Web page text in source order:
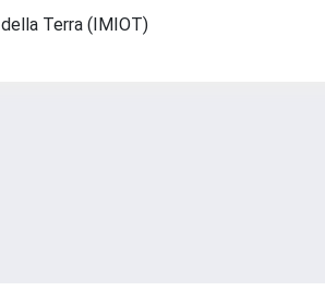
Terra (IMIOT)